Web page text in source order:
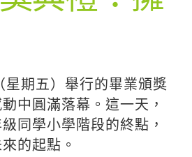
星期五）舉行的畢業頒獎
中圓滿落幕。這一天，
同學小學階段的終點，
的起點。